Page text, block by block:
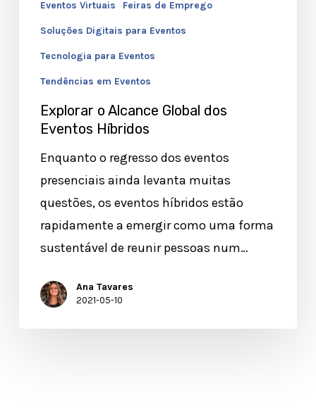
Eventos Virtuais Feiras de Emprego
Soluções Digitais para Eventos
Tecnologia para Eventos
Tendências em Eventos
Explorar o Alcance Global dos
Eventos Híbridos
Enquanto o regresso dos eventos
presenciais ainda levanta muitas
questões, os eventos híbridos estão
rapidamente a emergir como uma forma
sustentável de reunir pessoas num…
Ana Tavares
2021-05-10